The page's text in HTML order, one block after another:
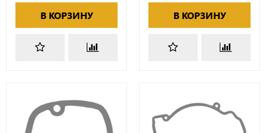
В КОРЗИНУ В КОРЗИНУ